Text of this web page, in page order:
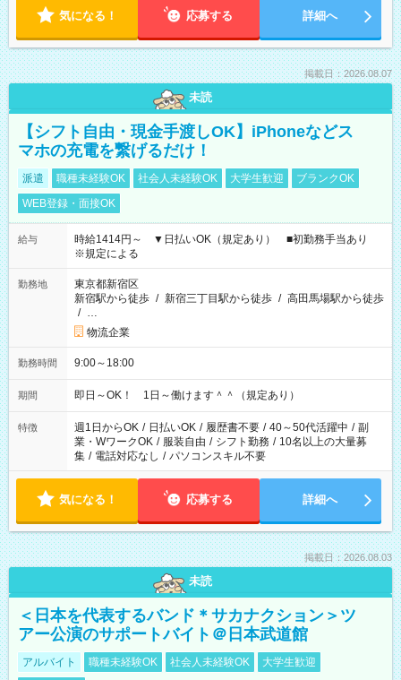
気になる！ 応募する 詳細へ
掲載日：2026.08.07
未読
【シフト自由・現金手渡しOK】iPhoneなどス
マホの充電を繋げるだけ！
派遣 職種未経験OK 社会人未経験OK 大学生歓迎
ブランクOK
WEB登録・面接OK
給与
時給1414円～ ▼日払いOK（規定あり） ■初勤務手当あり
※規定による
勤務地
東京都新宿区
新宿駅から徒歩 / 新宿三丁目駅から徒歩 / 高田馬場駅から徒歩
/ …
物流企業
勤務時間 9:00～18:00
期間 即日～OK！ 1日～働けます＾＾（規定あり）
特徴 週1日からOK / 日払いOK / 履歴書不要 / 40～50代活躍中 / 副
業・WワークOK / 服装自由 / シフト勤務 / 10名以上の大量募
集 / 電話対応なし / パソコンスキル不要
気になる！ 応募する 詳細へ
掲載日：2026.08.03
未読
＜日本を代表するバンド＊サカナクション＞ツ
アー公演のサポートバイト＠日本武道館
アルバイト 職種未経験OK 社会人未経験OK
大学生歓迎